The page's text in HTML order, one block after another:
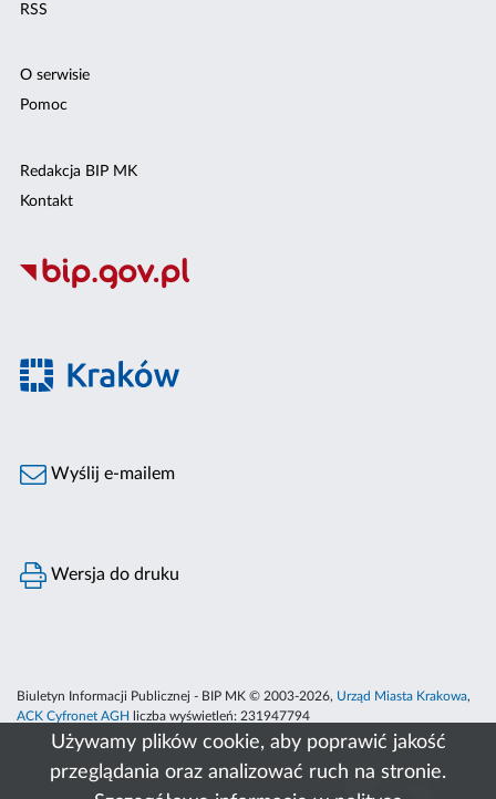
Używamy plików cookie, aby poprawić jakość
przeglądania oraz analizować ruch na stronie.
RSS
O serwisie
Pomoc
Redakcja BIP MK
Kontakt
Wyślij e-mailem
Wersja do druku
Biuletyn Informacji Publicznej - BIP MK © 2003-2026, Urząd Miasta Krakowa,
ACK Cyfronet AGH
liczba wyświetleń: 231947794